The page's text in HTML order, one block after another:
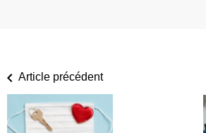
Article précédent